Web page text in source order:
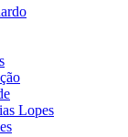
Lopes